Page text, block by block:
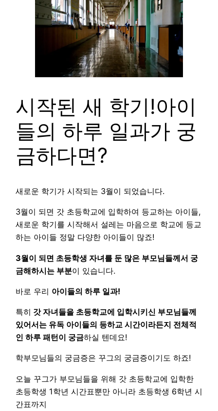
시작된 새 학기!아이
들의 하루 일과가 궁
금하다면?
새로운 학기가 시작되는 3월이 되었습니다.
3월이 되면 갓 초등학교에 입학하여 등교하는 아이들,
새로운 학기를 시작해서 설레는 마음으로 학교에 등교
하는 아이들 정말 다양한 아이들이 많죠!
3월이 되면 초등학생 자녀를 둔 많은 부모님들께서 궁
금해하시는 부분이 있습니다.
바로 우리 아이들의 하루 일과!
특히 갓 자녀들을 초등학교에 입학시키신 부모님들께
있어서는 유독 아이들의 등하교 시간이라든지 전체적
인 하루 패턴이 궁금하실 텐데요!
학부모님들의 궁금증은 꾸그의 궁금증이기도 하죠!
오늘 꾸그가 부모님들을 위해 갓 초등학교에 입학한
초등학생 1학년 시간표뿐만 아니라 초등학생 6학년 시
간표까지